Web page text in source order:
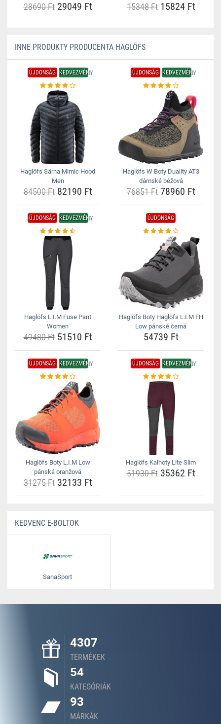
28690 Ft29049 Ft 15348 Ft15824 Ft
INNE PRODUKTY PRODUCENTA HAGLÖFS
ÚJDONSÁG KEDVEZMÉNY
Haglöfs Särna Mimic Hood
Men
84500 Ft82190 Ft
ÚJDONSÁG KEDVEZMÉNY
Haglöfs W Boty Duality AT3
dámské béžová
76851 Ft78960 Ft
ÚJDONSÁG KEDVEZMÉNY
Haglöfs L.I.M Fuse Pant
Women
49480 Ft51510 Ft
ÚJDONSÁG
Haglöfs Boty Haglöfs L.I.M FH
Low pánské černá
54739 Ft
ÚJDONSÁG KEDVEZMÉNY
Haglöfs Boty L.I.M Low
pánská oranžová
31275 Ft32133 Ft
ÚJDONSÁG KEDVEZMÉNY
Haglöfs Kalhoty Lite Slim
51930 Ft35362 Ft
KEDVENC E-BOLTOK
SanaSport
4307
TERMÉKEK
54
KATEGÓRIÁK
93
MÁRKÁK